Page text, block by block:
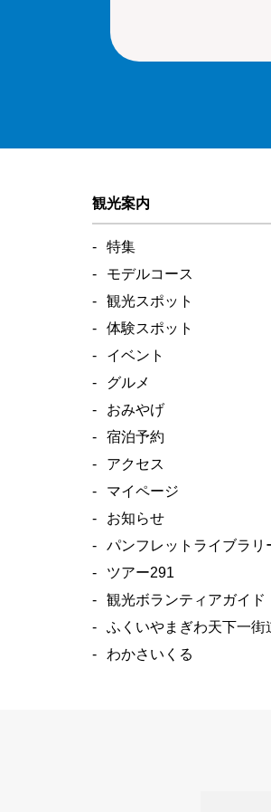
観光案内
特集
モデルコース
観光スポット
体験スポット
イベント
グルメ
おみやげ
宿泊予約
アクセス
マイページ
お知らせ
パンフレットライブラリ
ツアー291
観光ボランティアガイド
ふくいやまぎわ天下一街
わかさいくる